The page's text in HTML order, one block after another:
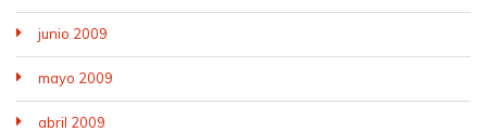
junio 2009
mayo 2009
abril 2009